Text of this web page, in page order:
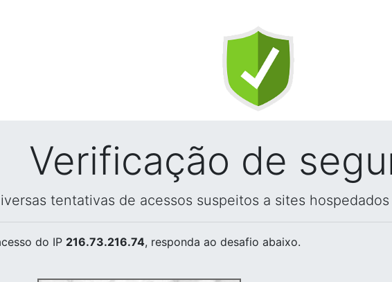
Verificação de
tentativas de acessos suspeitos a sites
do IP 216.73.216.74, responda ao desafio abaixo.